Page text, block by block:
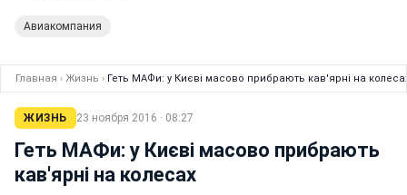
Авиакомпания
Главная › Жизнь › Геть МАФи: у Києві масово прибрають кав'ярні на
ЖИЗНЬ 23 ноября 2016 · 08:27
Геть МАФи: у Києві масово прибрають
кав'ярні на колесах